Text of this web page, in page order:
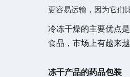
更容易运输，因为它们
冷冻干燥的主要优点
食品，市场上有越来
冻干产品的药品包装